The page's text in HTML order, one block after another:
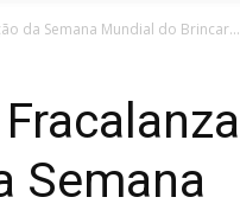
da Semana Mundial do Brincar...
Semana